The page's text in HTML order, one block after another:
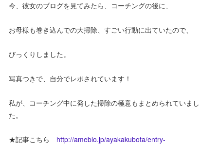
今、彼女のブログを見てみたら、コーチングの後に、
お母様も巻き込んでの大掃除、すごい行動に出ていたので、
びっくりしました。
写真つきで、自分でレポされています！
私が、コーチング中に発した掃除の極意もまとめられていまし
た。
★記事こちら http://ameblo.jp/ayakakubota/entry-